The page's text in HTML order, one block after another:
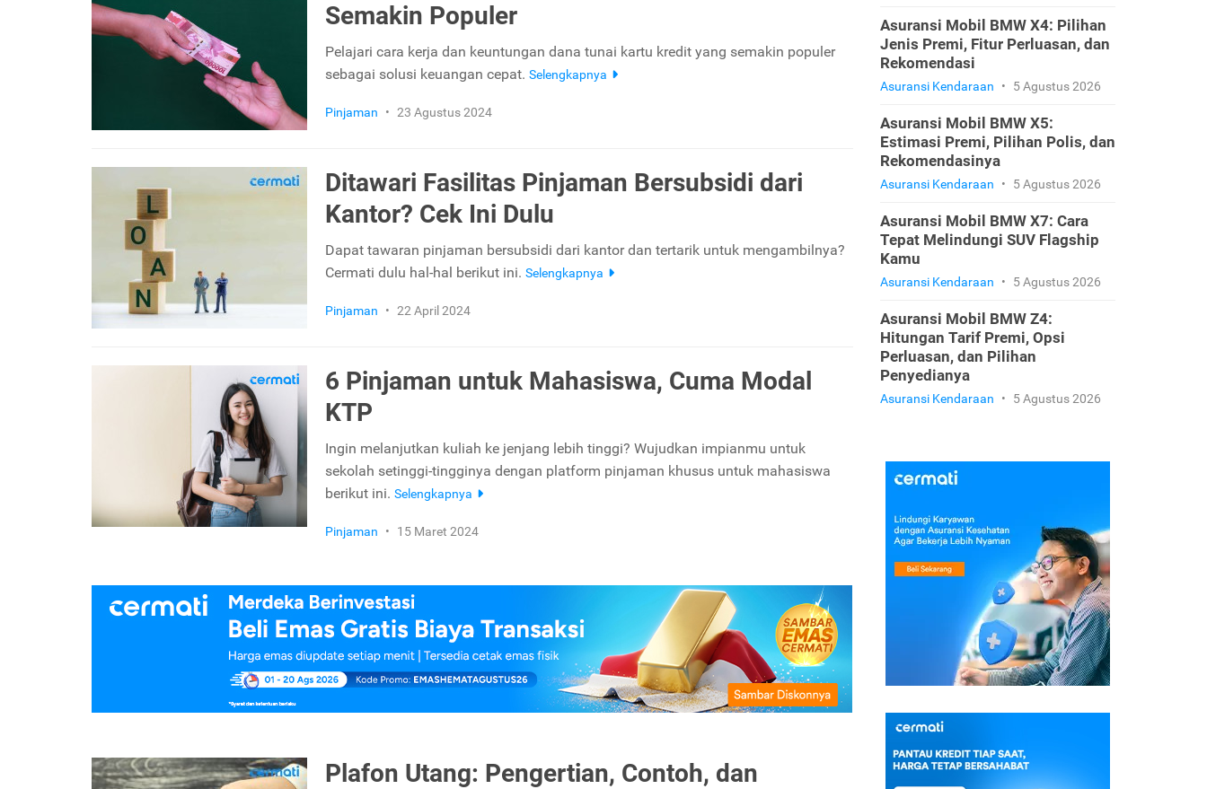
Semakin Populer
Pelajari cara kerja dan keuntungan dana tunai kartu kredit yang semakin populer
sebagai solusi keuangan cepat. Selengkapnya
Pinjaman • 23 Agustus 2024
Ditawari Fasilitas Pinjaman Bersubsidi dari
Kantor? Cek Ini Dulu
Dapat tawaran pinjaman bersubsidi dari kantor dan tertarik untuk mengambilnya?
Cermati dulu hal-hal berikut ini. Selengkapnya
Pinjaman • 22 April 2024
6 Pinjaman untuk Mahasiswa, Cuma Modal
KTP
Ingin melanjutkan kuliah ke jenjang lebih tinggi? Wujudkan impianmu untuk
sekolah setinggi-tingginya dengan platform pinjaman khusus untuk mahasiswa
berikut ini. Selengkapnya
Pinjaman • 15 Maret 2024
Plafon Utang: Pengertian, Contoh, dan
Asuransi Mobil BMW X4: Pilihan
Jenis Premi, Fitur Perluasan, dan
Rekomendasi
Asuransi Kendaraan • 5 Agustus 2026
Asuransi Mobil BMW X5:
Estimasi Premi, Pilihan Polis, dan
Rekomendasinya
Asuransi Kendaraan • 5 Agustus 2026
Asuransi Mobil BMW X7: Cara
Tepat Melindungi SUV Flagship
Kamu
Asuransi Kendaraan • 5 Agustus 2026
Asuransi Mobil BMW Z4:
Hitungan Tarif Premi, Opsi
Perluasan, dan Pilihan
Penyedianya
Asuransi Kendaraan • 5 Agustus 2026